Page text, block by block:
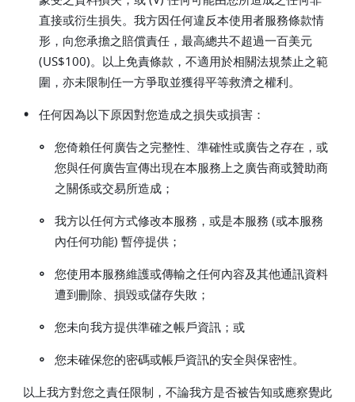
直接或衍生損失。我方因任何違反本使用者服務條款情
形，向您承擔之賠償責任，最高總共不超過一百美元
(US$100)。以上免責條款，不適用於相關法規禁止之範
圍，亦未限制任一方爭取並獲得平等救濟之權利。
• 任何因為以下原因對您造成之損失或損害：
◦ 您倚賴任何廣告之完整性、準確性或廣告之存在，或
您與任何廣告宣傳出現在本服務上之廣告商或贊助商
之關係或交易所造成；
◦ 我方以任何方式修改本服務，或是本服務 (或本服務
內任何功能) 暫停提供；
◦ 您使用本服務維護或傳輸之任何內容及其他通訊資料
遭到刪除、損毀或儲存失敗；
◦ 您未向我方提供準確之帳戶資訊；或
◦ 您未確保您的密碼或帳戶資訊的安全與保密性。
以上我方對您之責任限制，不論我方是否被告知或應察覺此